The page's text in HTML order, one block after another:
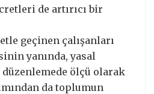
de artırıcı bir
geçinen çalışanları
yanında, yasal
ölçü olarak
da toplumun